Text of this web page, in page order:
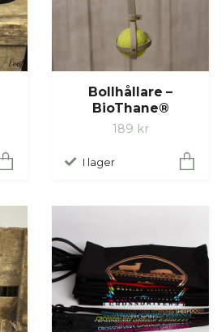
Bollhållare –
BioThane®
189 kr
I lager